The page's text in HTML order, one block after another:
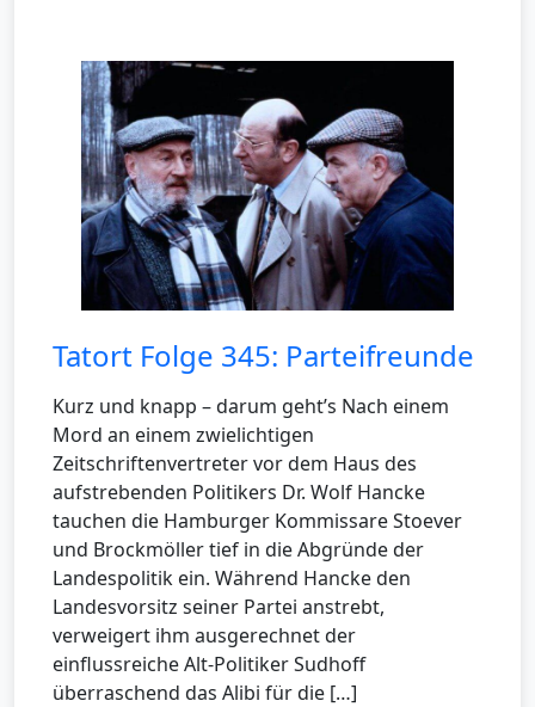
Tatort Folge 345: Parteifreunde
Kurz und knapp – darum geht’s Nach einem
Mord an einem zwielichtigen
Zeitschriftenvertreter vor dem Haus des
aufstrebenden Politikers Dr. Wolf Hancke
tauchen die Hamburger Kommissare Stoever
und Brockmöller tief in die Abgründe der
Landespolitik ein. Während Hancke den
Landesvorsitz seiner Partei anstrebt,
verweigert ihm ausgerechnet der
einflussreiche Alt-Politiker Sudhoff
überraschend das Alibi für die […]